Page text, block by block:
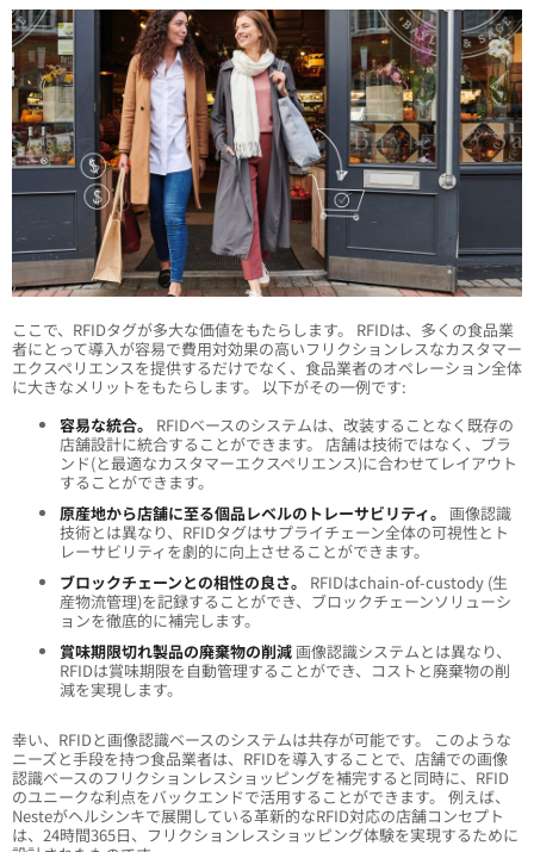
ここで、RFIDタグが多大な価値をもたらします。 RFIDは、多くの食品業
者にとって導入が容易で費用対効果の高いフリクションレスなカスタマー
エクスペリエンスを提供するだけでなく、食品業者のオペレーション全体
に大きなメリットをもたらします。 以下がその一例です:
容易な統合。
RFIDベースのシステムは、改装することなく既存の
店舗設計に統合することができます。 店舗は技術ではなく、ブラ
ンド(と最適なカスタマーエクスペリエンス)に合わせてレイアウト
することができます。
原産地から店舗に至る個品レベルのトレーサビリティ。 画像認識
技術とは異なり、RFIDタグはサプライチェーン全体の可視性とト
レーサビリティを劇的に向上させることができます。
ブロックチェーンとの相性の良さ。 RFIDはchain-of-custody (生
産物流管理)を記録することができ、ブロックチェーンソリューシ
ョンを徹底的に補完します。
賞味期限切れ製品の廃棄物の削減画像認識システムとは異なり、
RFIDは賞味期限を自動管理することができ、コストと廃棄物の削
減を実現します。
幸い、RFIDと画像認識ベースのシステムは共存が可能です。 このような
ニーズと手段を持つ食品業者は、RFIDを導入することで、店舗での画像
認識ベースのフリクションレスショッピングを補完すると同時に、RFID
のユニークな利点をバックエンドで活用することができます。 例えば、
Nesteがヘルシンキで展開している革新的なRFID対応の店舗コンセプト
は、24時間365日、フリクションレスショッピング体験を実現するために